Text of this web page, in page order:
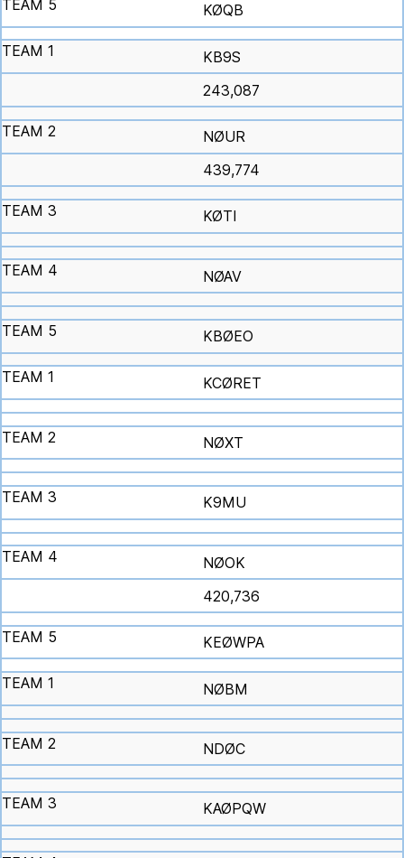
KØQB
KB9S
243,087
NØUR
439,774
KØTI
NØAV
KBØEO
KCØRET
NØXT
K9MU
NØOK
420,736
KEØWPA
NØBM
NDØC
KAØPQW